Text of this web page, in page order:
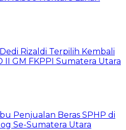
Rizaldi Terpilih Kembali
II GM FKPPI Sumatera Utara
Penjualan Beras SPHP di
Se-Sumatera Utara